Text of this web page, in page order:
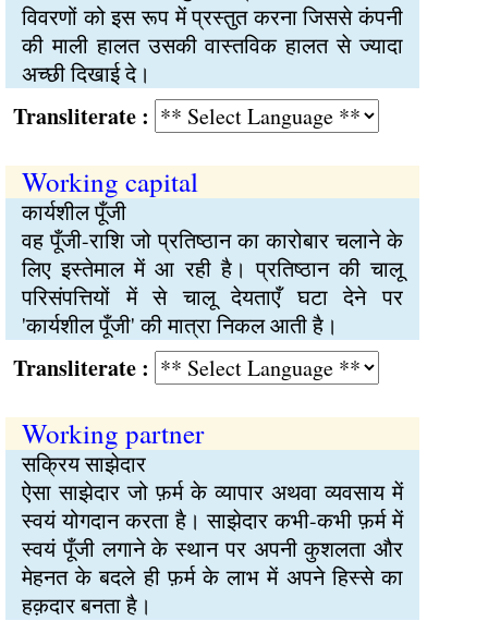
विवरणों को इस रूप में प्रस्तुत करना जिससे कंपनी
की माली हालत उसकी वास्तविक हालत से ज्यादा
अच्छी दिखाई दे।
:
Working capital
कार्यशील पूँजी
वह पूँजी-राशि जो प्रतिष्ठान का कारोबार चलाने के
लिए इस्तेमाल में आ रही है। प्रतिष्ठान की चालू
परिसंपत्तियों में से चालू देयताएँ घटा देने पर
'कार्यशील पूँजी' की मात्रा निकल आती है।
:
Working partner
सक्रिय साझेदार
ऐसा साझेदार जो फ़र्म के व्यापार अथवा व्यवसाय में
स्वयं योगदान करता है। साझेदार कभी-कभी फ़र्म में
स्वयं पूँजी लगाने के स्थान पर अपनी कुशलता और
मेहनत के बदले ही फ़र्म के लाभ में अपने हिस्से का
हक़दार बनता है।